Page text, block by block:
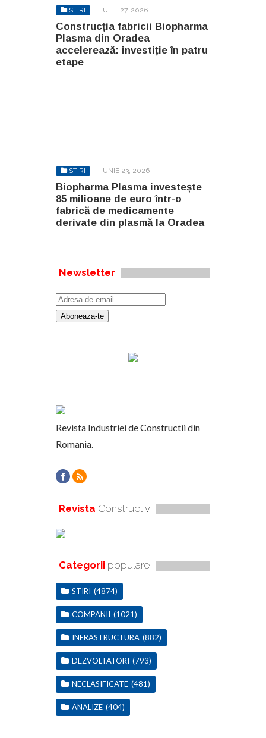
STIRI IULIE 27, 2026
Construcția fabricii Biopharma
Plasma din Oradea
accelerează: investiție în patru
etape
STIRI IUNIE 23, 2026
Biopharma Plasma investește
85 milioane de euro într-o
fabrică de medicamente
derivate din plasmă la Oradea
Newsletter
Revista Industriei de Constructii din
Romania.
Revista Constructiv
Categorii populare
STIRI (4874)
COMPANII (1021)
INFRASTRUCTURA (882)
DEZVOLTATORI (793)
NECLASIFICATE (481)
ANALIZE (404)